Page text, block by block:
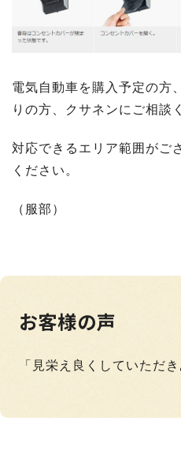
電気自動車を購入予定の方
りの方、クサネンにご相談
対応できるエリア範囲がご
ください。
（服部）
お客様の声
「見栄え良くしていただき